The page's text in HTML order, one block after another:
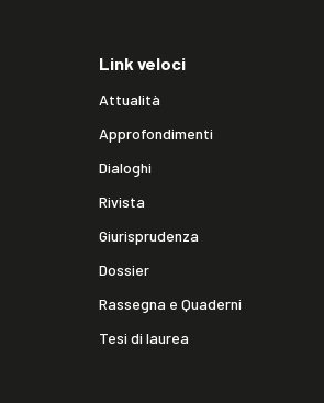
Link veloci
Attualità
Approfondimenti
Dialoghi
Rivista
Giurisprudenza
Dossier
Rassegna e Quaderni
Tesi di laurea